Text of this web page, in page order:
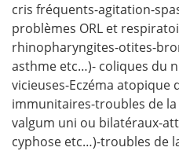
cris fréquents-agitation-
problèmes ORL et
rhinopharyngites-otites-
asthme etc…)- coliques du
vicieuses-Eczéma
immunitaires-troubles de
valgum uni ou bilatéraux-
cyphose etc…)-troubles de